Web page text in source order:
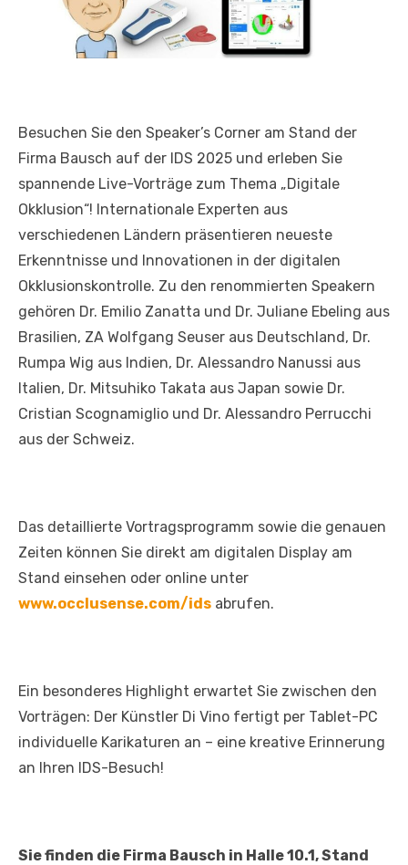
Besuchen Sie den Speaker’s Corner am Stand der
Firma Bausch auf der IDS 2025 und erleben Sie
spannende Live-Vorträge zum Thema „Digitale
Okklusion“! Internationale Experten aus
verschiedenen Ländern präsentieren neueste
Erkenntnisse und Innovationen in der digitalen
Okklusionskontrolle. Zu den renommierten Speakern
gehören Dr. Emilio Zanatta und Dr. Juliane Ebeling aus
Brasilien, ZA Wolfgang Seuser aus Deutschland, Dr.
Rumpa Wig aus Indien, Dr. Alessandro Nanussi aus
Italien, Dr. Mitsuhiko Takata aus Japan sowie Dr.
Cristian Scognamiglio und Dr. Alessandro Perrucchi
aus der Schweiz.
Das detaillierte Vortragsprogramm sowie die genauen
Zeiten können Sie direkt am digitalen Display am
Stand einsehen oder online unter
www.occlusense.com/ids abrufen.
Ein besonderes Highlight erwartet Sie zwischen den
Vorträgen: Der Künstler Di Vino fertigt per Tablet-PC
individuelle Karikaturen an – eine kreative Erinnerung
an Ihren IDS-Besuch!
Sie finden die Firma Bausch in Halle 10.1, Stand